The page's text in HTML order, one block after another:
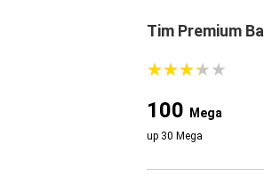
Tim Premium
★★★★★
★★★★★
100 Mega
up 30 Mega